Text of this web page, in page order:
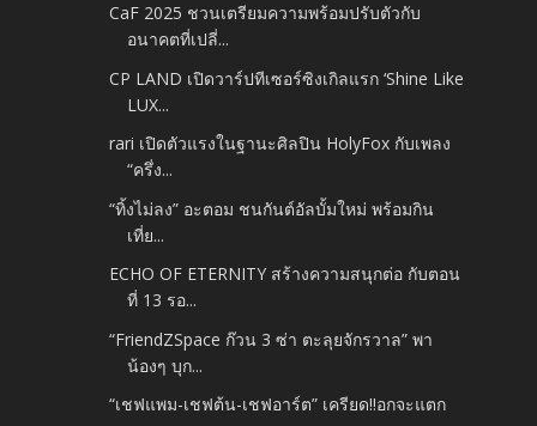
CaF 2025 ชวนเตรียมความพร้อมปรับตัวกับ
อนาคตที่เปลี่...
CP LAND เปิดวาร์ปทีเซอร์ซิงเกิลแรก ‘Shine Like
LUX...
rari เปิดตัวแรงในฐานะศิลปิน HolyFox กับเพลง
“ครึ่ง...
“ทิ้งไม่ลง” อะตอม ชนกันต์อัลบั้มใหม่ พร้อมกิน
เที่ย...
ECHO OF ETERNITY สร้างความสนุกต่อ กับตอน
ที่ 13 รอ...
“FriendZSpace ก๊วน 3 ซ่า ตะลุยจักรวาล” พา
น้องๆ บุก...
“เชฟแพม-เชฟต้น-เชฟอาร์ต” เครียด!!อกจะแตก